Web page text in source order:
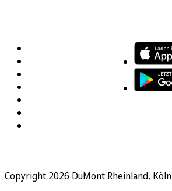
Copyright 2026 DuMont Rheinland, Köln